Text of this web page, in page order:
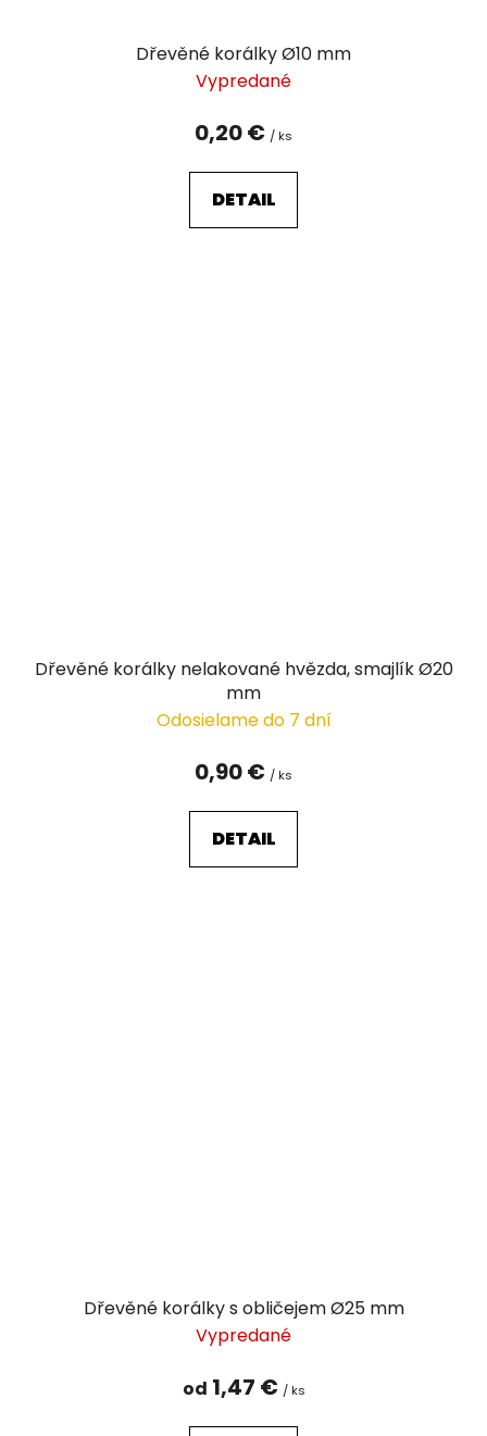
Dřevěné korálky Ø10 mm
Vypredané
0,20 € / ks
DETAIL
Dřevěné korálky nelakované hvězda, smajlík Ø20
mm
Odosielame do 7 dní
0,90 € / ks
DETAIL
Dřevěné korálky s obličejem Ø25 mm
Vypredané
od 1,47 € / ks